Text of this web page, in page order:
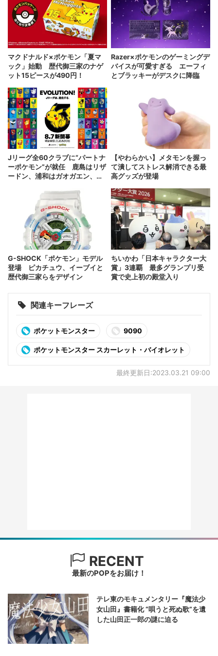
マクドナルド×ポケモン「夏マ
ック」始動 歴代御三家のナゲ
ット15ピースが490円！
Razer×ポケモンのゲーミングデ
バイスが可愛すぎる エーフィ
とブラッキーがデスクに降臨
Jリーグ全60クラブに“パートナ
ーポケモン”が就任 鹿島はリザ
ードン、浦和はガオガエン、川
【やわらかい】メタモンを握っ
て潰してストレス解消できる最
高グッズが登場
G-SHOCK「ポケモン」モデル
登場 ピカチュウ、イーブイと
歴代御三家らをデザイン
ちいかわ「日本キャラクター大
賞」3連覇 最多グランプリ受
賞で史上初の殿堂入り
関連キーフレーズ
ポケットモンスター 9090
ポケットモンスター スカーレット・バイオレット
最終更新日:2023.03.21 09:00
RECENT
最新のPOPをお届け！
テレ東のモキュメンタリー『魔法少
女山田』書籍化 “唄うと死ぬ歌”を遺
した山田正一郎の謎に迫る